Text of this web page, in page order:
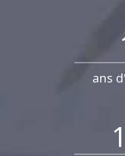
ans